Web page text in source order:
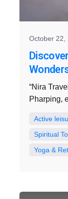
October 22,
“Nira
Pharping,
Active
Spiritual
Yoga &